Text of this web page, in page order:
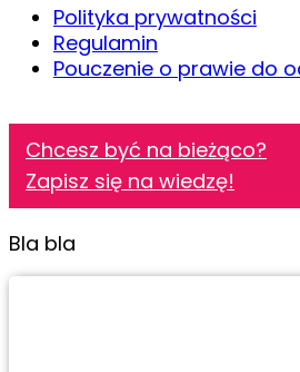
Polityka prywatności
Regulamin
Pouczenie o prawie do
Chcesz być na bieżąco?
Zapisz się na wiedzę!
Bla bla